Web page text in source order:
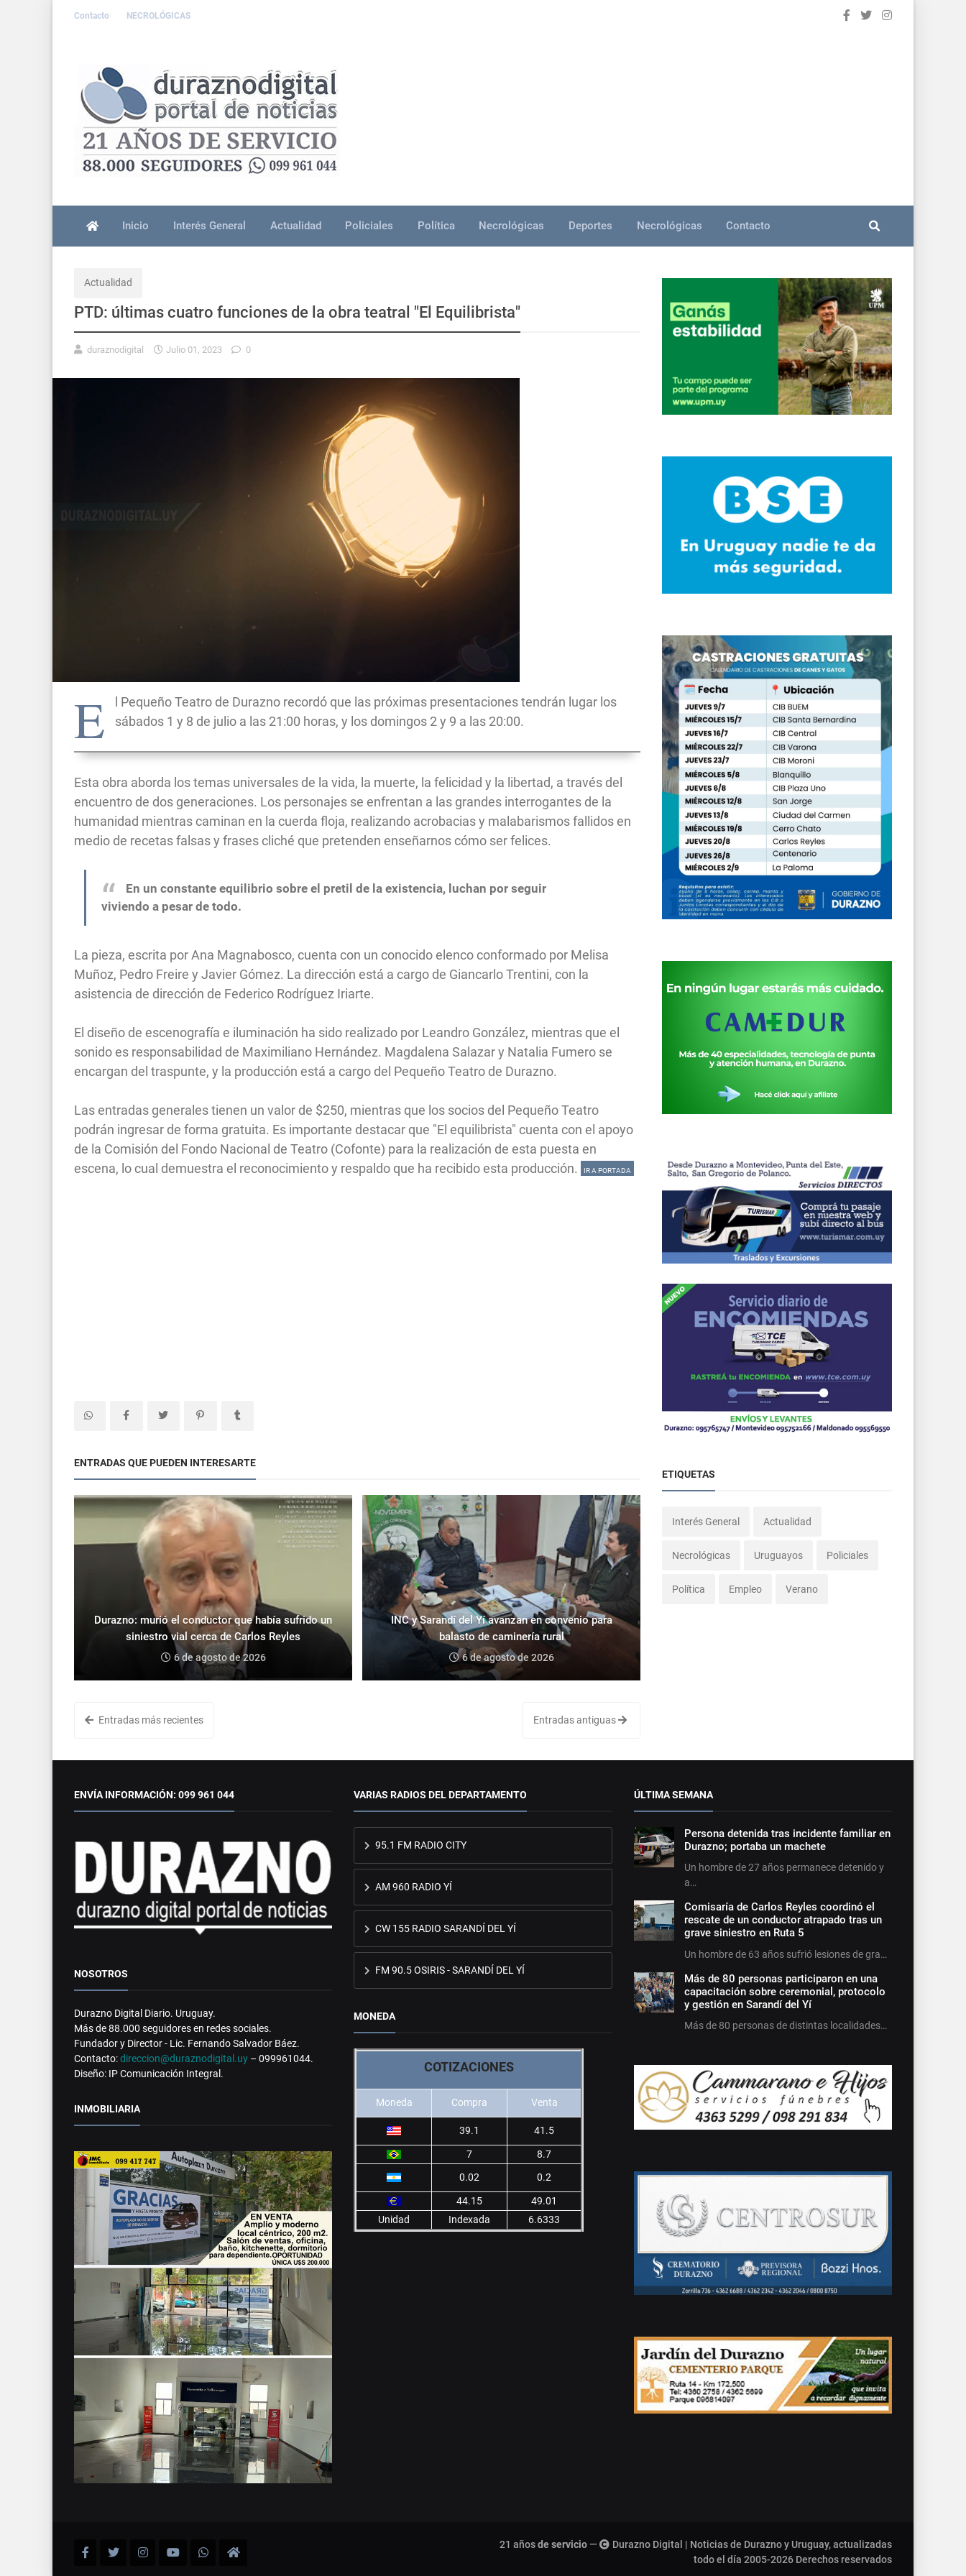
Contacto NECROLÓGICAS
Inicio Interés General Actualidad Policiales Política Necrológicas Deportes Necrológicas Contacto
Actualidad
PTD: últimas cuatro funciones de la obra teatral "El Equilibrista"
duraznodigital Julio 01, 2023 0
E
l Pequeño Teatro de Durazno recordó que las próximas presentaciones tendrán lugar los
sábados 1 y 8 de julio a las 21:00 horas, y los domingos 2 y 9 a las 20:00.
Esta obra aborda los temas universales de la vida, la muerte, la felicidad y la libertad, a través del
encuentro de dos generaciones. Los personajes se enfrentan a las grandes interrogantes de la
humanidad mientras caminan en la cuerda floja, realizando acrobacias y malabarismos fallidos en
medio de recetas falsas y frases cliché que pretenden enseñarnos cómo ser felices.
En un constante equilibrio sobre el pretil de la existencia, luchan por seguir
viviendo a pesar de todo.
La pieza, escrita por Ana Magnabosco, cuenta con un conocido elenco conformado por Melisa
Muñoz, Pedro Freire y Javier Gómez. La dirección está a cargo de Giancarlo Trentini, con la
asistencia de dirección de Federico Rodríguez Iriarte.
El diseño de escenografía e iluminación ha sido realizado por Leandro González, mientras que el
sonido es responsabilidad de Maximiliano Hernández. Magdalena Salazar y Natalia Fumero se
encargan del traspunte, y la producción está a cargo del Pequeño Teatro de Durazno.
Las entradas generales tienen un valor de $250, mientras que los socios del Pequeño Teatro
podrán ingresar de forma gratuita. Es importante destacar que "El equilibrista" cuenta con el apoyo
de la Comisión del Fondo Nacional de Teatro (Cofonte) para la realización de esta puesta en
escena, lo cual demuestra el reconocimiento y respaldo que ha recibido esta producción.
IR A PORTADA
ENTRADAS QUE PUEDEN INTERESARTE
Durazno: murió el conductor que había sufrido un
siniestro vial cerca de Carlos Reyles
6 de agosto de 2026
INC y Sarandí del Yí avanzan en convenio para
balasto de caminería rural
6 de agosto de 2026
Entradas más recientes Entradas antiguas
ETIQUETAS
Interés General Actualidad
Necrológicas Uruguayos Policiales
Política Empleo Verano
ENVÍA INFORMACIÓN: 099 961 044
NOSOTROS
Durazno Digital Diario. Uruguay.
Más de 88.000 seguidores en redes sociales.
Fundador y Director - Lic. Fernando Salvador Báez.
Contacto:direccion@duraznodigital.uy – 099961044.
Diseño: IP Comunicación Integral.
INMOBILIARIA
VARIAS RADIOS DEL DEPARTAMENTO
95.1 FM RADIO CITY
AM 960 RADIO YÍ
CW 155 RADIO SARANDÍ DEL YÍ
FM 90.5 OSIRIS - SARANDÍ DEL YÍ
MONEDA
COTIZACIONES
Moneda Compra Venta
39.1 41.5
7
8.7
0.02
0.2
44.15
49.01
Unidad
Indexada 6.6333
ÚLTIMA SEMANA
Persona detenida tras incidente familiar en
Durazno; portaba un machete
Un hombre de 27 años permanece detenido y
a…
Comisaría de Carlos Reyles coordinó el
rescate de un conductor atrapado tras un
grave siniestro en Ruta 5
Un hombre de 63 años sufrió lesiones de gra…
Más de 80 personas participaron en una
capacitación sobre ceremonial, protocolo
y gestión en Sarandí del Yí
Más de 80 personas de distintas localidades…
21 añosde servicio —
Durazno Digital | Noticias de Durazno y Uruguay, actualizadas
todo el día 2005-2026 Derechos reservados